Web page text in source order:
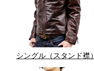
シングル（スタンド襟）